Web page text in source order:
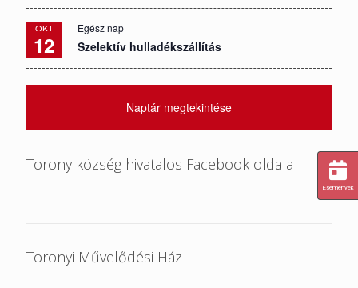
OKT
12
Egész nap
Szelektív hulladékszállítás
Naptár megtekintése
Torony község hivatalos Facebook oldala
Toronyi Művelődési Ház
Események